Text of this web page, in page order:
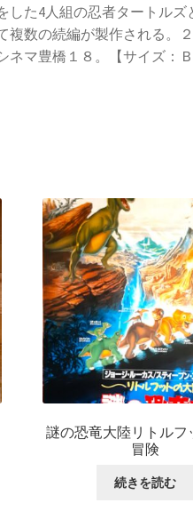
した4人組の忍者タートルズ
複数の続編が製作される。
マ豊橋１８。【サイズ：Ｂ
謎の恐竜大陸リトルフ
冒険
続きを読む